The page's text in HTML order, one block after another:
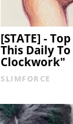
[STATE] -
This Daily
Clockwork"
SLIMFORCE